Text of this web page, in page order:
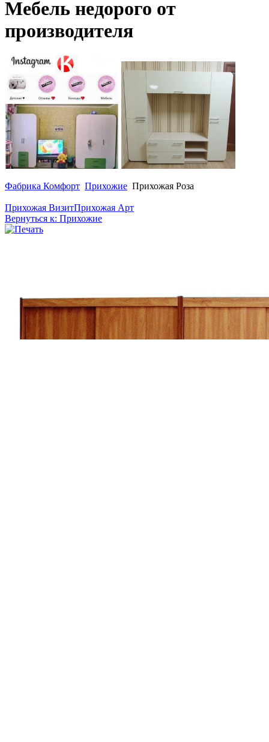
Мебель недорого от
производителя
Фабрика Комфорт Прихожие Прихожая Роза
Прихожая ВизитПрихожая Арт
Вернуться к: Прихожие